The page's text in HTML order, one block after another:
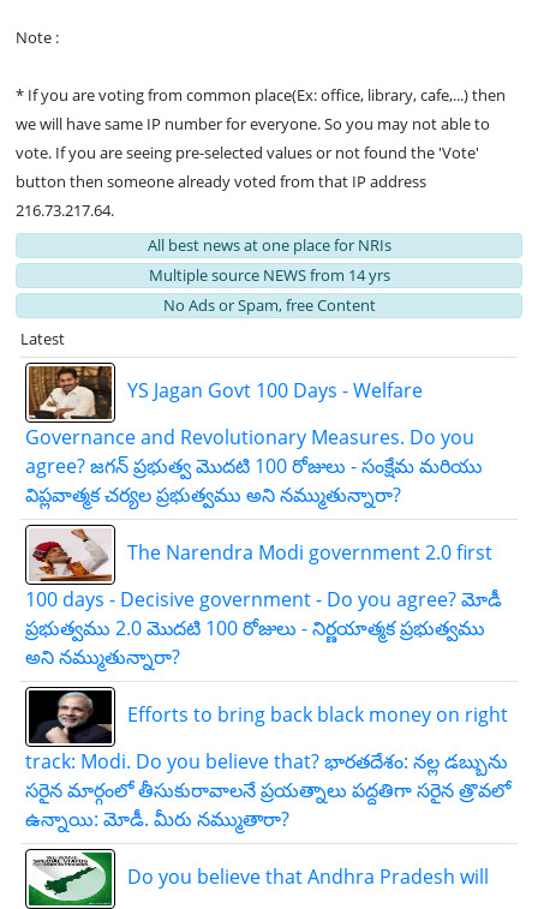
Note :
* If you are voting from common place(Ex: office, library, cafe,...) then
we will have same IP number for everyone. So you may not able to
vote. If you are seeing pre-selected values or not found the 'Vote'
button then someone already voted from that IP address
216.73.217.64.
All best news at one place for NRIs
Multiple source NEWS from 14 yrs
No Ads or Spam, free Content
Latest
YS Jagan Govt 100 Days - Welfare
Governance and Revolutionary Measures. Do you
agree? జగన్ ప్రభుత్వ మొదటి 100 రోజులు - సంక్షేమ మరియు
విప్లవాత్మక చర్యల ప్రభుత్వము అని నమ్ముతున్నారా?
The Narendra Modi government 2.0 first
100 days - Decisive government - Do you agree? మోడీ
ప్రభుత్వము 2.0 మొదటి 100 రోజులు - నిర్ణయాత్మక ప్రభుత్వము
అని నమ్ముతున్నారా?
Efforts to bring back black money on right
track: Modi. Do you believe that? భారతదేశం: నల్ల డబ్బును
సరైన మార్గంలో తీసుకురావాలనే ప్రయత్నాలు పద్దతిగా సరైన త్రొవలో
ఉన్నాయి: మోడీ. మీరు నమ్ముతారా?
Do you believe that Andhra Pradesh will